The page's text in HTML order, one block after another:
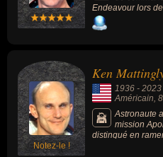
Endeavour lors
1971 où il a pu
Notez-le !
Ken
1936 - 2023
Américain,
Astronaute
mission
distingué en